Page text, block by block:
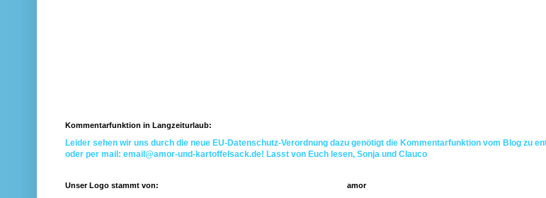
Kommentarfunktion in Langzeiturlaub:
Leider sehen wir uns durch die neue EU-Datenschutz-Verordnung dazu genötigt die Kommentarfunktion vom Blog zu
oder per mail: email@amor-und-kartoffelsack.de! Lasst von Euch lesen, Sonja und Clauco
Unser Logo stammt von: amor